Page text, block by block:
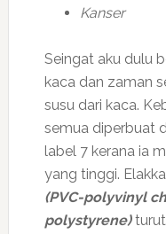
Kanser
Seingat aku dulu
kaca dan zaman
susu dari kaca.
semua diperbuat
label 7 kerana ia
yang tinggi.
(PVC-polyvinyl
polystyrene)turut